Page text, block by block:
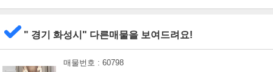
" 경기 화성시" 다른매물을 보여드려요!
매물번호 : 60798